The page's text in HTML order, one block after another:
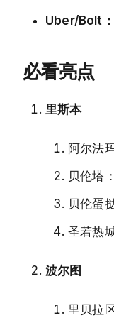
Uber/Bolt：
必看亮点
里斯本
阿尔法
贝伦塔
贝伦蛋
圣若热
波尔图
里贝拉